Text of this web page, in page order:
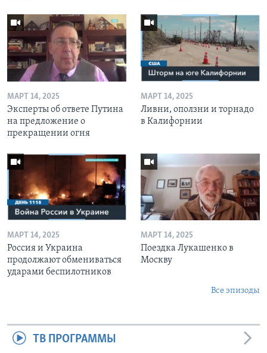
МАРТ 14, 2025
Эксперты об ответе Путина
на предложение о
прекращении огня
МАРТ 14, 2025
Ливни, оползни и торнадо
в Калифорнии
МАРТ 14, 2025
Россия и Украина
продолжают обмениваться
ударами беспилотников
МАРТ 14, 2025
Поездка Лукашенко в
Москву
Все эпизоды
ТВ ПРОГРАММЫ